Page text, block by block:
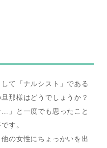
て「ナルシスト」である
那様はどうでしょうか？
…」と一度でも思ったこと
す。
の女性にちょっかいを出